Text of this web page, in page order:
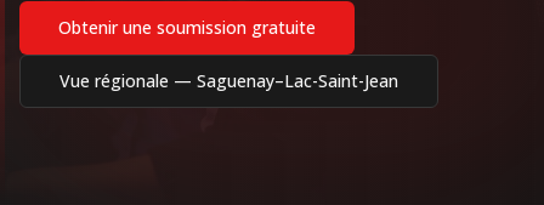
Obtenir une soumission gratuite
Vue régionale — Saguenay–Lac-Saint-Jean